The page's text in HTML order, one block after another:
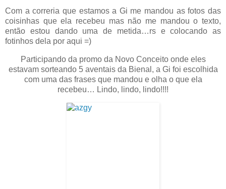
Com a correria que estamos a Gi me mandou as fotos das
coisinhas que ela recebeu mas não me mandou o texto,
então estou dando uma de metida…rs e colocando as
fotinhos dela por aqui =)
Participando da promo da Novo Conceito onde eles
estavam sorteando 5 aventais da Bienal, a Gi foi escolhida
com uma das frases que mandou e olha o que ela
recebeu… Lindo, lindo, lindo!!!!